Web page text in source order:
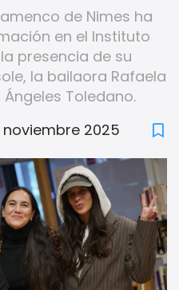
de Nimes ha
en el Instituto
presencia de su
la bailaora Rafaela
Toledano.
noviembre 2025